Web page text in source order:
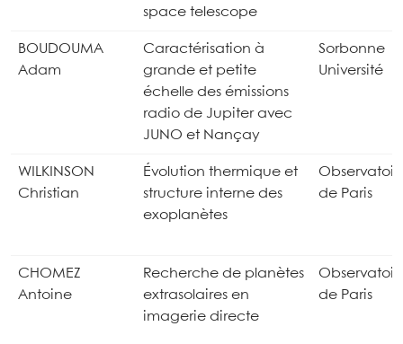
space telescope
BOUDOUMA
Adam
Caractérisation à
grande et petite
échelle des émissions
radio de Jupiter avec
JUNO et Nançay
Sorbonne
Université
WILKINSON
Christian
Évolution thermique et
structure interne des
exoplanètes
de Paris
CHOMEZ
Antoine
Recherche de planètes
extrasolaires en
imagerie directe
de Paris